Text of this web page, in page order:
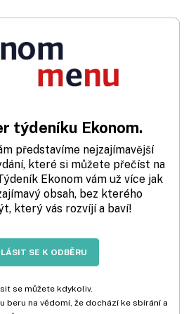
týdeníku Ekonom.
představíme nejzajímavější
které si můžete přečíst na
Ekonom vám už více jak
obsah, bez kterého
který vás rozvíjí a baví!
SE K ODBĚRU
se můžete kdykoliv.
beru na vědomí, že dochází ke sbírání a